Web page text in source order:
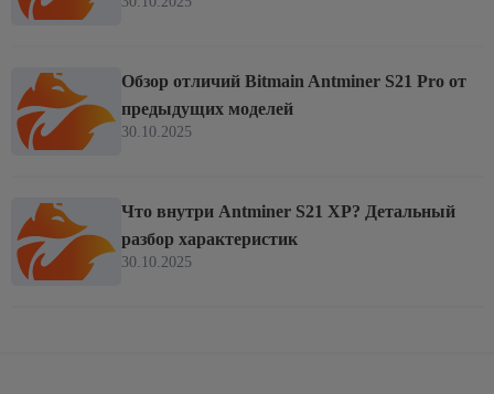
Обзор отличий Bitmain Antminer S21 Pro от
предыдущих моделей
30.10.2025
Что внутри Antminer S21 XP? Детальный
разбор характеристик
30.10.2025